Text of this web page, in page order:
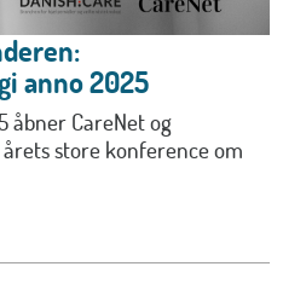
anno 2025
åbner CareNet og
store konference om